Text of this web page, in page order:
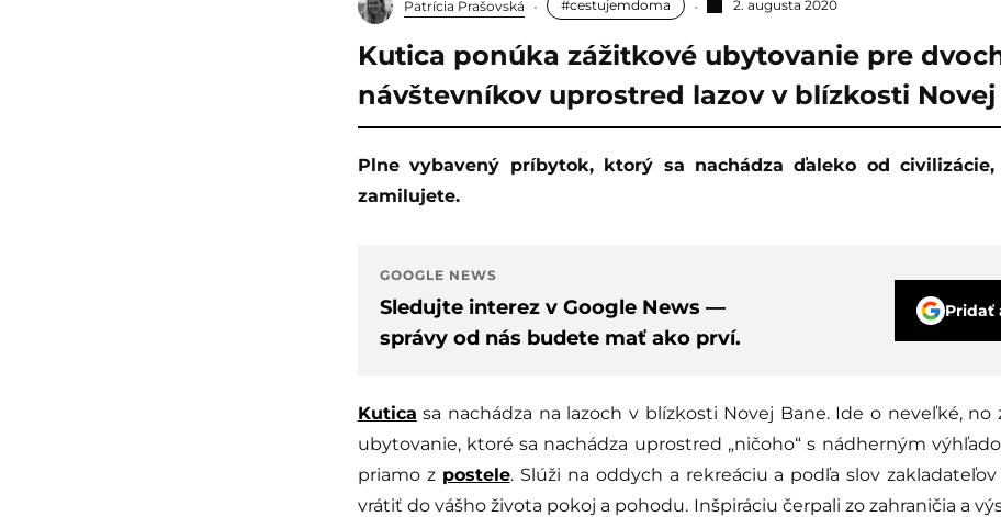
Patrícia Prašovská #cestujemdoma 2. augusta 2020
Kutica ponúka zážitkové ubytovanie pre
návštevníkov uprostred lazov v blízkosti Novej
Plne vybavený príbytok, ktorý sa nachádza ďaleko od civilizácie, si okamžite
zamilujete.
GOOGLE NEWS
Sledujte interez v Google News —
správy od nás budete mať ako prví.
Pridať
Kutica sa nachádza na lazoch v blízkosti Novej Bane. Ide o neveľké, no
ubytovanie, ktoré sa nachádza uprostred „ničoho“ s nádherným
priamo z postele. Slúži na oddych a rekreáciu a podľa slov
vrátiť do vášho života pokoj a pohodu. Inšpiráciu čerpali zo zahraničia a